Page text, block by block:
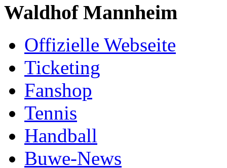
Waldhof Mannheim
Offizielle Webseite
Ticketing
Fanshop
Tennis
Handball
Buwe-News